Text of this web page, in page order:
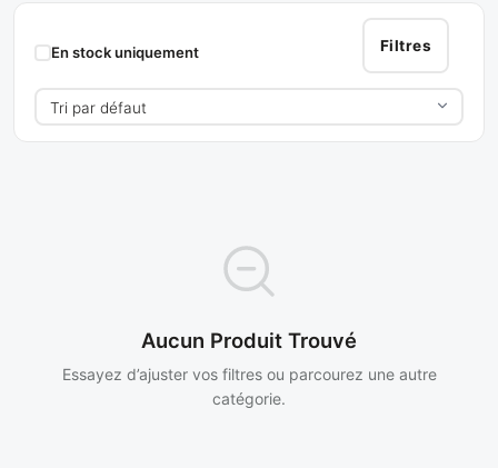
FAT
Filtres
En stock uniquement
Aucun Produit Trouvé
Essayez d’ajuster vos filtres ou parcourez une autre
catégorie.